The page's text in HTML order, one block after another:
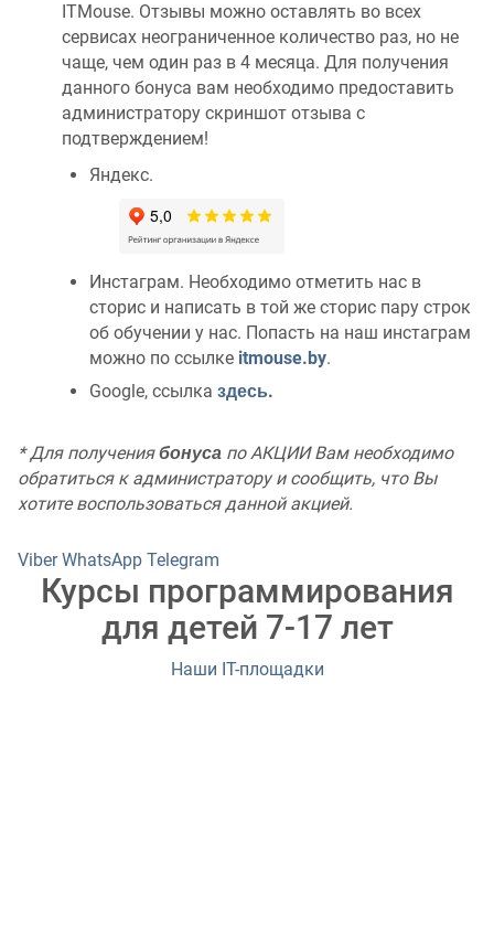
ITMouse. Отзывы можно оставлять во всех
сервисах неограниченное количество раз, но не
чаще, чем один раз в 4 месяца. Для получения
данного бонуса вам необходимо предоставить
администратору скриншот отзыва с
подтверждением!
Яндекс.
Инстаграм. Необходимо отметить нас в
сторис и написать в той же сторис пару строк
об обучении у нас. Попасть на наш инстаграм
можно по ссылке itmouse.by.
Google, ссылка здесь.
*Для получениябонуса по АКЦИИ Вам необходимо
обратиться к администратору и сообщить, что Вы
хотите воспользоваться данной акцией.
Viber WhatsApp Telegram
Курсы программирования
для детей 7-17 лет
Наши IT-площадки